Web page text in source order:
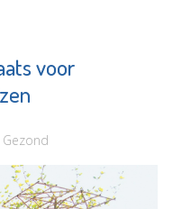
voor
Gezond